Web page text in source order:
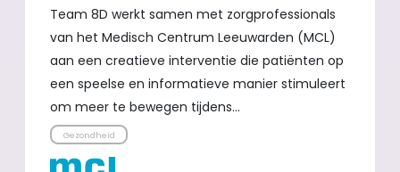
Team 8D werkt samen met zorgprofessionals
van het Medisch Centrum Leeuwarden (MCL)
aan een creatieve interventie die patiënten op
een speelse en informatieve manier stimuleert
om meer te bewegen tijdens…
Gezondheid